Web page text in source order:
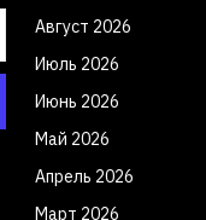
Август 2026
Июль 2026
Июнь 2026
Май 2026
Апрель 2026
Март 2026